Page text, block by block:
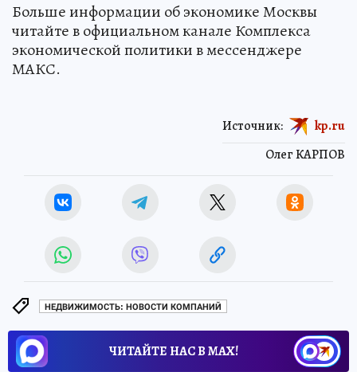
Больше информации об экономике Москвы
читайте в официальном канале Комплекса
экономической политики в мессенджере
МАКС.
Олег КАРПОВ
Источник: kp.ru
НЕДВИЖИМОСТЬ: НОВОСТИ КОМПАНИЙ
ЧИТАЙТЕ НАС В МАХ!